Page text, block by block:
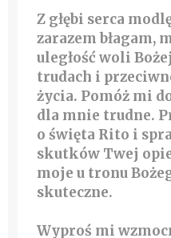
Z głębi serca
zarazem błagam,
uległość woli
trudach i
życia. Pomóż mi
dla mnie trudne.
o święta Rito i
skutków Twej
moje u tronu
skuteczne.
Wyproś mi